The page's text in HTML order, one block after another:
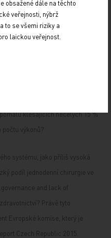
výrobky anebo služby, které
za „vysávatele“?
Pouze někteří? Je to celý
klesajících necelých 15 %
výkonů?
systému, jako příliš vysoká
podíl jednodenní chirurgie ve
and lack of
Právě tyto
Evropské komise, který je
Czech Republic 2015.
obsažené dále na těchto
veřejnosti, nýbrž
to se všemi riziky a
laickou veřejnost.